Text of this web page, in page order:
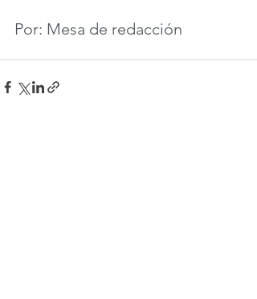
Por: Mesa de redacción